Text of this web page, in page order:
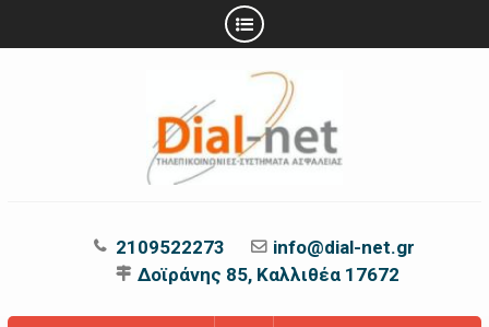
2109522273
info@dial-net.gr
Δοϊράνης 85, Καλλιθέα 17672